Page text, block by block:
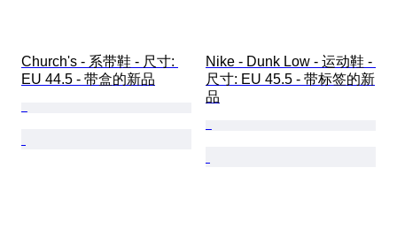
Church's - 系带鞋 - 尺寸:
EU 44.5 - 带盒的新品
Nike - Dunk Low - 运动鞋 -
尺寸: EU 45.5 - 带标签的新
品